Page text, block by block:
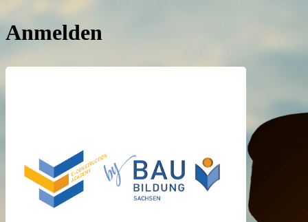
Anmelden
https://